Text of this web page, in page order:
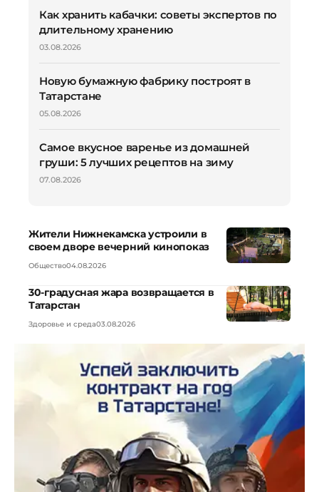
Как хранить кабачки: советы экспертов по
длительному хранению
03.08.2026
Новую бумажную фабрику построят в
Татарстане
05.08.2026
Самое вкусное варенье из домашней
груши: 5 лучших рецептов на зиму
07.08.2026
Жители Нижнекамска устроили в
своем дворе вечерний кинопоказ
Общество04.08.2026
30-градусная жара возвращается в
Татарстан
Здоровье и среда03.08.2026